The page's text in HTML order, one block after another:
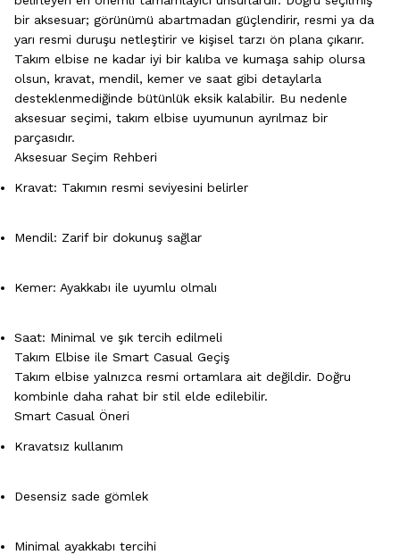
bir aksesuar; görünümü abartmadan güçlendirir, resmi ya da
yarı resmi duruşu netleştirir ve kişisel tarzı ön plana çıkarır.
Takım elbise ne kadar iyi bir kalıba ve kumaşa sahip olursa
olsun, kravat, mendil, kemer ve saat gibi detaylarla
desteklenmediğinde bütünlük eksik kalabilir. Bu nedenle
aksesuar seçimi, takım elbise uyumunun ayrılmaz bir
parçasıdır.
Aksesuar Seçim Rehberi
Kravat: Takımın resmi seviyesini belirler
Mendil: Zarif bir dokunuş sağlar
Kemer: Ayakkabı ile uyumlu olmalı
Saat: Minimal ve şık tercih edilmeli
Takım Elbise ile Smart Casual Geçiş
Takım elbise yalnızca resmi ortamlara ait değildir. Doğru
kombinle daha rahat bir stil elde edilebilir.
Smart Casual Öneri
Kravatsız kullanım
Desensiz sade gömlek
Minimal ayakkabı tercihi